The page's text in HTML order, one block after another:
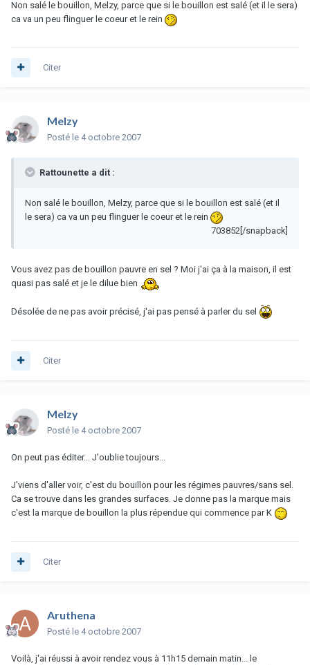
Non salé le bouillon, Melzy, parce que si le bouillon est salé (et il le sera)
ca va un peu flinguer le coeur et le rein
Citer
Melzy
Posté le 4 octobre 2007
Rattounette a dit :
Non salé le bouillon, Melzy, parce que si le bouillon est salé (et il
le sera) ca va un peu flinguer le coeur et le rein
703852[/snapback]
Vous avez pas de bouillon pauvre en sel ? Moi j'ai ça à la maison, il est
quasi pas salé et je le dilue bien
Désolée de ne pas avoir précisé, j'ai pas pensé à parler du sel
Citer
Melzy
Posté le 4 octobre 2007
On peut pas éditer... J'oublie toujours...
J'viens d'aller voir, c'est du bouillon pour les régimes pauvres/sans sel.
Ca se trouve dans les grandes surfaces. Je donne pas la marque mais
c'est la marque de bouillon la plus répendue qui commence par K
Citer
Aruthena
Posté le 4 octobre 2007
Voilà, j'ai réussi à avoir rendez vous à 11h15 demain matin... le